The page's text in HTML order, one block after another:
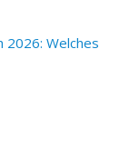
2026: Welches